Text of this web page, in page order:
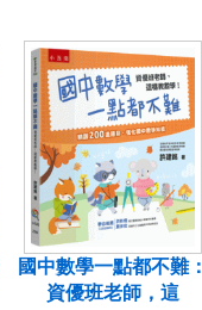
國中數學一點都不難：
資優班老師，這